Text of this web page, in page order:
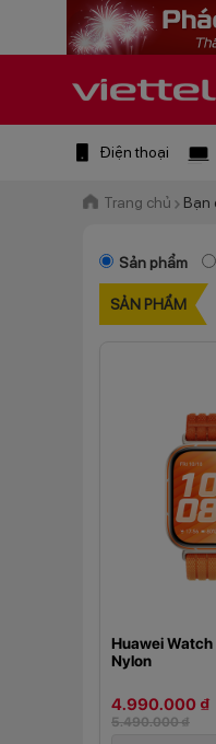
Điện thoại
Trang chủ Bạn
Sản phẩm
SẢN PHẨM
Huawei Watch
Nylon
4.990.000 ₫
5.490.000 ₫